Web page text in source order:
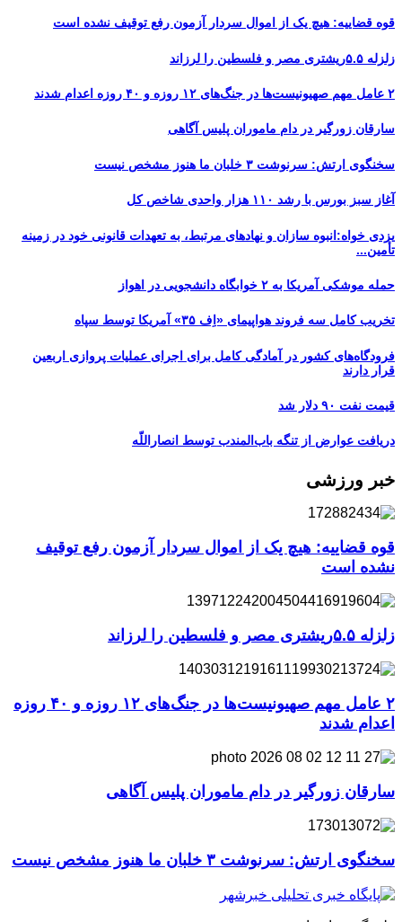
قوه قضاییه: هیچ یک از اموال سردار آزمون رفع توقیف نشده است
زلزله ۵.۵ریشتری مصر و فلسطین را لرزاند
۲ عامل مهم صهیونیست‌ها در جنگ‌های ۱۲ روزه و ۴۰ روزه اعدام شدند
سارقان زورگیر در دام ماموران پلیس آگاهی
سخنگوی ارتش: سرنوشت ۳ خلبان ما هنوز مشخص نیست
آغاز سبز بورس با رشد ۱۱۰ هزار واحدی شاخص کل
یزدی خواه:انبوه سازان و نهادهای مرتبط، به تعهدات قانونی خود در زمینه
تأمین...
حمله موشکی آمریکا به ۲ خوابگاه دانشجویی در اهواز
تخریب کامل سه فروند هواپیمای «اِف ۳۵» آمریکا توسط سپاه
فرودگاه‌های کشور در آمادگی کامل برای اجرای عملیات پروازی اربعین
قرار دارند
قیمت نفت ۹۰ دلار شد
دریافت عوارض از تنگه باب‌المندب توسط انصاراللّه
خبر ورزشی
قوه قضاییه: هیچ یک از اموال سردار آزمون رفع توقیف
نشده است
زلزله ۵.۵ریشتری مصر و فلسطین را لرزاند
۲ عامل مهم صهیونیست‌ها در جنگ‌های ۱۲ روزه و ۴۰ روزه
اعدام شدند
سارقان زورگیر در دام ماموران پلیس آگاهی
سخنگوی ارتش: سرنوشت ۳ خلبان ما هنوز مشخص نیست